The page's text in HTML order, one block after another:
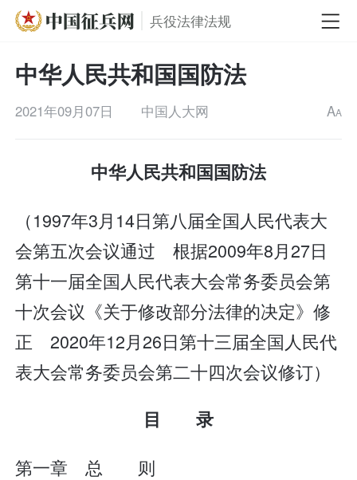
兵役法律法规
中华人民共和国国防法
2021年09月07日 中国人大网 AA
中华人民共和国国防法
（1997年3月14日第八届全国人民代表大
会第五次会议通过 根据2009年8月27日
第十一届全国人民代表大会常务委员会第
十次会议《关于修改部分法律的决定》修
正 2020年12月26日第十三届全国人民代
表大会常务委员会第二十四次会议修订）
目 录
第一章 总 则